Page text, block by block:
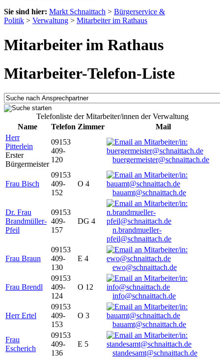
Sie sind hier: Markt Schnaittach > Bürgerservice &
Politik > Verwaltung > Mitarbeiter im Rathaus
Mitarbeiter im Rathaus
Mitarbeiter-Telefon-Liste
Telefonliste der Mitarbeiter/innen der Verwaltung
Name
Telefon Zimmer
Mail
Herr
Pitterlein
Erster
Bürgermeister
09153
409-
120
buergermeister@schnaittach.de
Frau Bisch
09153
409-
152
O 4
bauamt@schnaittach.de
Dr. Frau
Brandmüller-
Pfeil
09153
409-
157
DG 4
n.brandmueller-
pfeil@schnaittach.de
Frau Braun
09153
409-
130
E 4
ewo@schnaittach.de
Frau Brendl
09153
409-
124
O 12
info@schnaittach.de
Herr Ertel
09153
409-
153
O 3
bauamt@schnaittach.de
Frau
Escherich
09153
409-
136
E 5
standesamt@schnaittach.de